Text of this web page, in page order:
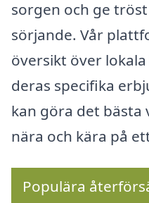
sorgen och ge
sörjande. Vår
översikt över
deras specifika
kan göra det
nära och kära på
Populära